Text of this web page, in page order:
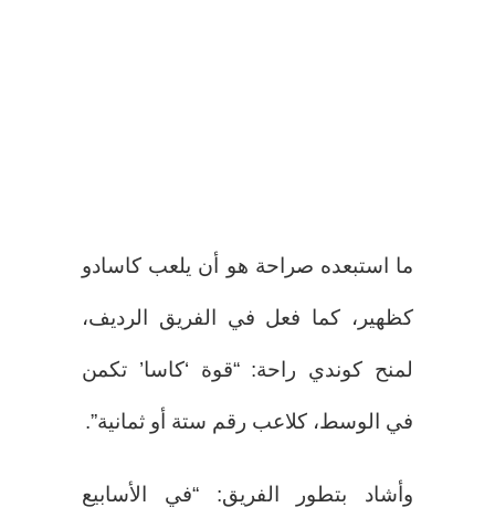
ما استبعده صراحة هو أن يلعب كاسادو
كظهير، كما فعل في الفريق الرديف،
لمنح كوندي راحة: “قوة ‘كاسا’ تكمن
في الوسط، كلاعب رقم ستة أو ثمانية”.
وأشاد بتطور الفريق: “في الأسابيع